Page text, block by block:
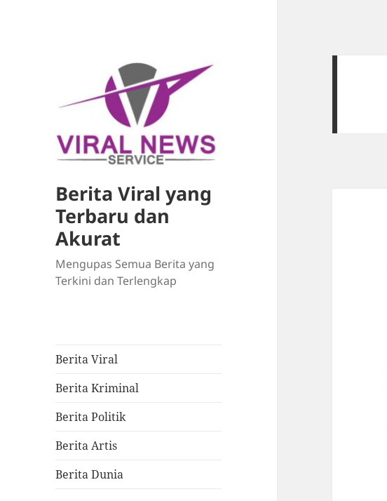
Berita Viral yang
Terbaru dan
Akurat
Mengupas Semua Berita yang
Terkini dan Terlengkap
Berita Viral
Berita Kriminal
Berita Politik
Berita Artis
Berita Dunia